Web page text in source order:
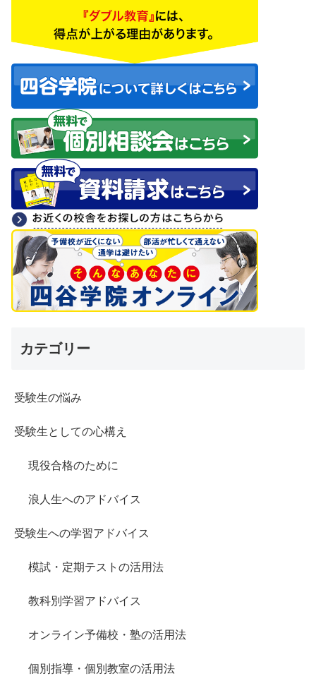
カテゴリー
受験生の悩み
受験生としての心構え
現役合格のために
浪人生へのアドバイス
受験生への学習アドバイス
模試・定期テストの活用法
教科別学習アドバイス
オンライン予備校・塾の活用法
個別指導・個別教室の活用法